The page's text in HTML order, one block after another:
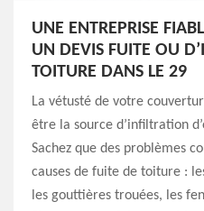
UNE ENTREPRISE
UN DEVIS FUITE OU
TOITURE DANS LE 29
La vétusté de votre
être la source d’infiltration
Sachez que des problèmes
causes de fuite de toiture :
les gouttières trouées, les